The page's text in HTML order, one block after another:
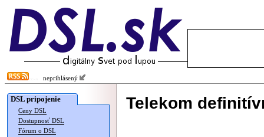
neprihlásený
DSL pripojenie
Ceny DSL
Dostupnosť DSL
Fórum o DSL
Telekom